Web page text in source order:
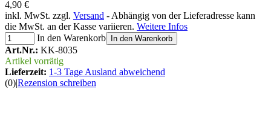
4,90 €
inkl. MwSt. zzgl. Versand - Abhängig von der Lieferadresse kann
die MwSt. an der Kasse variieren. Weitere Infos
In den Warenkorb
In den Warenkorb
Art.Nr.: KK-8035
Artikel vorrätig
Lieferzeit: 1-3 Tage Ausland abweichend
(0)|Rezension schreiben